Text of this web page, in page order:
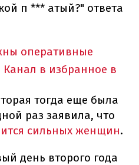
п *** атый?" ответа
оперативные
Канал в избранное в
тогда еще была
раз заявила, что
сильных женщин.
день второго года